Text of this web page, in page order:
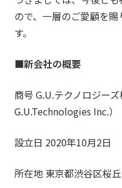
ので、一層のご愛顧を
す。
■新会社の概要
商号 G.U.テクノロジー
G.U.Technologies Inc.）
設立日 2020年10月2日
所在地 東京都渋谷区桜